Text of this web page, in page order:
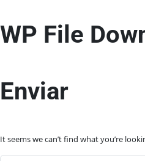
WP File
Enviar
It seems we can’t find what you’re